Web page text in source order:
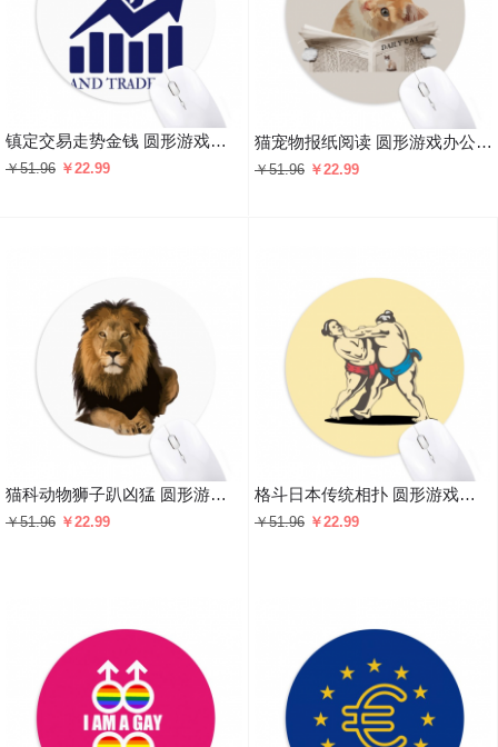
镇定交易走势金钱 圆形游戏办公防滑橡胶鼠标垫礼物
￥51.96 ￥22.99
猫宠物报纸阅读 圆形游戏办公防滑橡胶鼠标垫礼物
￥51.96 ￥22.99
猫科动物狮子趴凶猛 圆形游戏办公防滑橡胶鼠标垫礼物
￥51.96 ￥22.99
格斗日本传统相扑 圆形游戏办公防滑橡胶鼠标垫礼物
￥51.96 ￥22.99